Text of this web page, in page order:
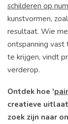
schilderen op
kunstvormen,
resultaat. Wie
ontspanning vast
te krijgen, vindt
verderop.
Ontdek hoe '
creatieve
zoek zijn naar